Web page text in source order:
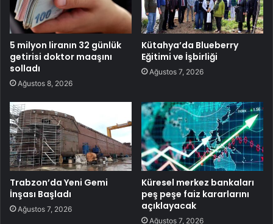
5 milyon liranın 32 günlük
getirisi doktor maaşını
solladı
Ağustos 8, 2026
Kütahya’da Blueberry
Eğitimi ve İşbirliği
Ağustos 7, 2026
Trabzon’da Yeni Gemi
İnşası Başladı
Ağustos 7, 2026
Küresel merkez bankaları
peş peşe faiz kararlarını
açıklayacak
Ağustos 7, 2026